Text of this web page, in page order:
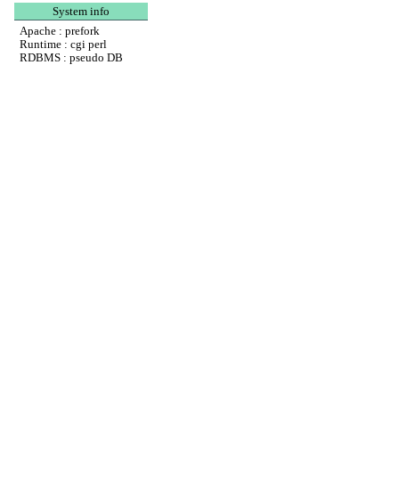
System info
Apache : prefork
Runtime : cgi perl
RDBMS : pseudo DB